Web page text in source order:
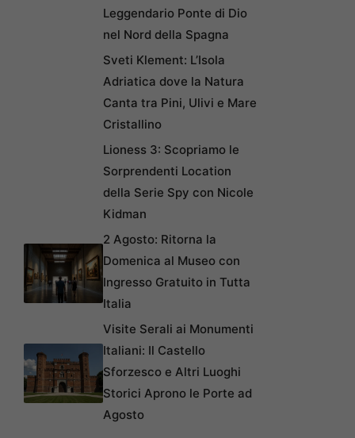
Leggendario Ponte di Dio
nel Nord della Spagna
Sveti Klement: L’Isola
Adriatica dove la Natura
Canta tra Pini, Ulivi e Mare
Cristallino
Lioness 3: Scopriamo le
Sorprendenti Location
della Serie Spy con Nicole
Kidman
2 Agosto: Ritorna la
Domenica al Museo con
Ingresso Gratuito in Tutta
Italia
Visite Serali ai Monumenti
Italiani: Il Castello
Sforzesco e Altri Luoghi
Storici Aprono le Porte ad
Agosto